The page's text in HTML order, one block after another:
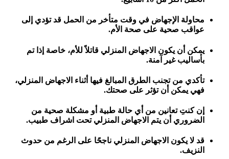
محاولة الإجهاض في وقت متأخر من الحمل قد تؤدي إلى
عواقب صحية على صحة الأم.
يمكن أن يكون الاجهاض المنزلي قاتلاً للأم، خاصة إذا تم
بأساليب غير آمنة.
تأكدي من تجنب الطرق المبالغ فيها أثناء الاجهاض المنزلي،
فهي يمكن أن تؤثر على صحتك.
إن كنتِ تعانين من أي حالة طبية أو مشكلة صحية من
الضروري أن يتم الاجهاض المنزلي تحت اشراف طبيب.
قد لا يكون الاجهاض المنزلي ناجحًا على الرغم من حدوث
النزيف.